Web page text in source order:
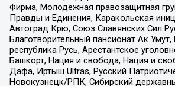
Фирма, Молодежная правозащитная
Правды и Единения, Каракольская
Автоград Крю, Союз Славянских Сил
Благотворительный пансионат Ак Умут,
республика Русь, Арестантское
Башкорт, Нация и свобода, Нация и
Дафа, Иртыш Ultras, Русский
Новокузнецк/РПК, Сибирский